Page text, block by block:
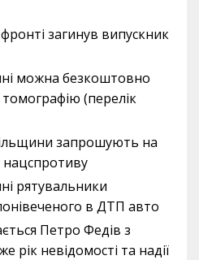
загинув випускник
можна безкоштовно
(перелік
запрошують на
рятувальники
в ДТП авто
Петро Федів з
невідомості та надії